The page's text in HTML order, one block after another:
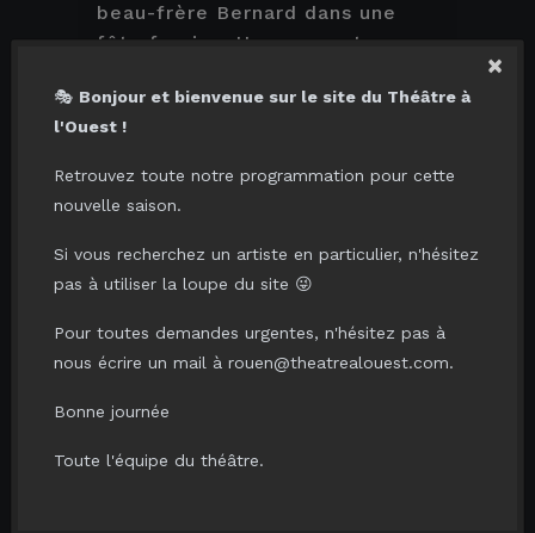
beau-frère Bernard dans une
fête foraine. Une rencontre
bouleverser leur vie, celle de
Sellig et un peu la vôtre
que cela fait 30 ans qu’il vous
Un spectacle drôle, précis,
ultra-rythmé, sur-vitaminé
l’anodin dérape, où le bon sens
vacille et où vous rirez parce
que, quelque
Tout ce qu’il raconte vous est
×
🎭 Bonjour et bienvenue sur le site du Théâtre à
l'Ouest !
Retrouvez toute notre programmation pour cette
nouvelle saison.
Si vous recherchez un artiste en particulier, n'hésitez
pas à utiliser la loupe du site 😜
Pour toutes demandes urgentes, n'hésitez pas à
nous écrire un mail à rouen@theatrealouest.com.
Bonne journée
Toute l'équipe du théâtre.